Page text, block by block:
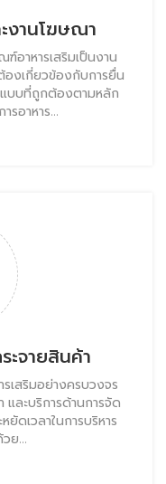
งานโฆษณา
อาหารเสริมเป็นงาน
องเกี่ยวข้องกับการยื่น
บบที่ถูกต้องตามหลัก
รอาหาร...
ะจายสินค้า
เสริมอย่างครบวงจร
และบริการด้านการจัด
ดเวลาในการบริหาร
ย...